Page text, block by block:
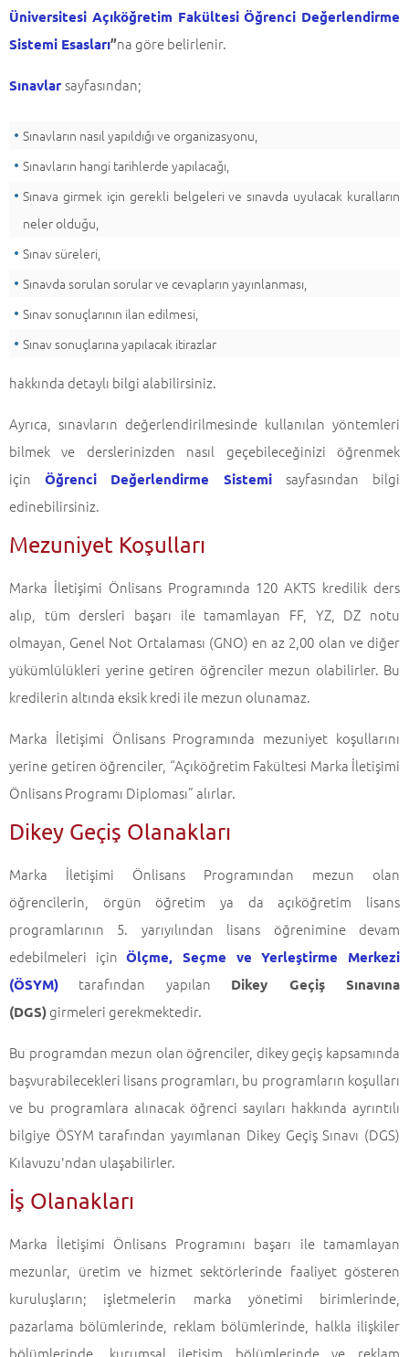
Üniversitesi Açıköğretim Fakültesi Öğrenci Değerlendirme
Sistemi Esasları”na göre belirlenir.
Sınavlar sayfasından;
Sınavların nasıl yapıldığı ve organizasyonu,
Sınavların hangi tarihlerde yapılacağı,
Sınava girmek için gerekli belgeleri ve sınavda uyulacak kuralların
neler olduğu,
Sınav süreleri,
Sınavda sorulan sorular ve cevapların yayınlanması,
Sınav sonuçlarının ilan edilmesi,
Sınav sonuçlarına yapılacak itirazlar
hakkında detaylı bilgi alabilirsiniz.
Ayrıca, sınavların değerlendirilmesinde kullanılan yöntemleri
bilmek ve derslerinizden nasıl geçebileceğinizi öğrenmek
için Öğrenci Değerlendirme Sistemi
sayfasından bilgi
edinebilirsiniz.
Mezuniyet Koşulları
Marka İletişimi Önlisans Programında 120 AKTS kredilik ders
alıp, tüm dersleri başarı ile tamamlayan FF, YZ, DZ notu
olmayan, Genel Not Ortalaması (GNO) en az 2,00 olan ve diğer
yükümlülükleri yerine getiren öğrenciler mezun olabilirler. Bu
kredilerin altında eksik kredi ile mezun olunamaz.
Marka İletişimi Önlisans Programında mezuniyet koşullarını
yerine getiren öğrenciler, “Açıköğretim Fakültesi Marka İletişimi
Önlisans Programı Diploması” alırlar.
Dikey Geçiş Olanakları
Marka İletişimi Önlisans Programından mezun olan
öğrencilerin, örgün öğretim ya da açıköğretim lisans
programlarının 5. yarıyılından lisans öğrenimine devam
edebilmeleri içinÖlçme, Seçme ve Yerleştirme Merkezi
(ÖSYM) tarafından yapılan Dikey Geçiş Sınavına
(DGS)girmeleri gerekmektedir.
Bu programdan mezun olan öğrenciler, dikey geçiş kapsamında
başvurabilecekleri lisans programları, bu programların koşulları
ve bu programlara alınacak öğrenci sayıları hakkında ayrıntılı
bilgiye ÖSYM tarafından yayımlanan Dikey Geçiş Sınavı (DGS)
Kılavuzu'ndan ulaşabilirler.
İş Olanakları
Marka İletişimi Önlisans Programını başarı ile tamamlayan
mezunlar, üretim ve hizmet sektörlerinde faaliyet gösteren
kuruluşların; işletmelerin marka yönetimi birimlerinde,
pazarlama bölümlerinde, reklam bölümlerinde, halkla ilişkiler
bölümlerinde, kurumsal iletişim bölümlerinde ve reklam